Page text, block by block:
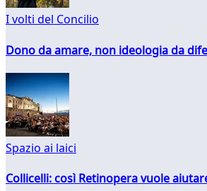
I volti del Concilio
Dono da amare, non ideologia da
Spazio ai laici
Collicelli: così Retinopera vuole